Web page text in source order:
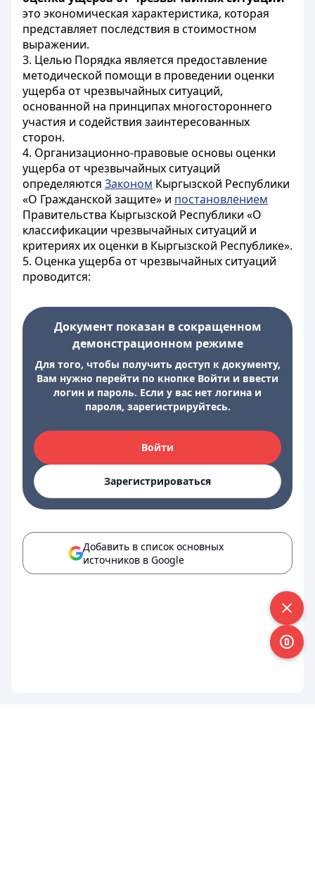
это экономическая характеристика, которая
представляет последствия в стоимостном
выражении.
3. Целью Порядка является предоставление
методической помощи в проведении оценки
ущерба от чрезвычайных ситуаций,
основанной на принципах многостороннего
участия и содействия заинтересованных
сторон.
4. Организационно-правовые основы оценки
ущерба от чрезвычайных ситуаций
определяются Законом Кыргызской Республики
«О Гражданской защите» и постановлением
Правительства Кыргызской Республики «О
классификации чрезвычайных ситуаций и
критериях их оценки в Кыргызской Республике».
5. Оценка ущерба от чрезвычайных ситуаций
проводится:
Документ показан в сокращенном
демонстрационном режиме
Для того, чтобы получить доступ к документу,
Вам нужно перейти по кнопке Войти и ввести
логин и пароль. Если у вас нет логина и
пароля, зарегистрируйтесь.
Войти
Зарегистрироваться
Добавить в список основных
источников в Google